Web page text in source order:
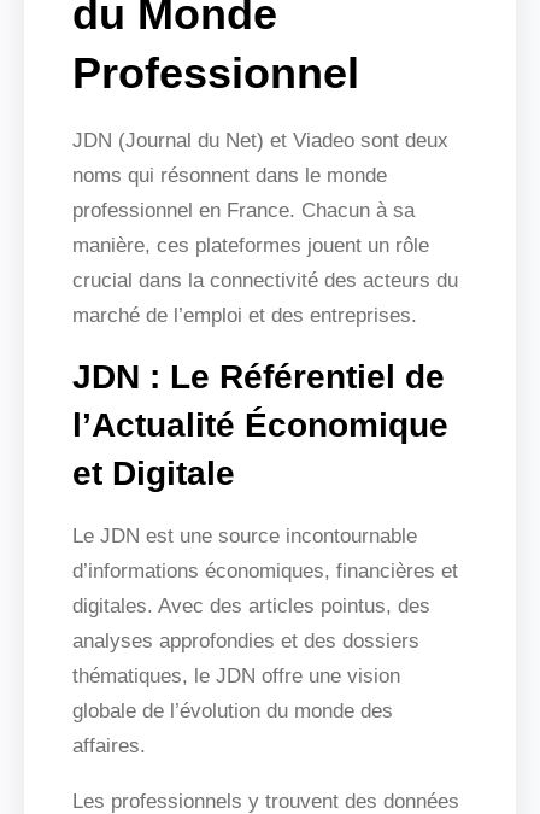
du Monde
Professionnel
JDN (Journal du Net) et Viadeo sont deux
noms qui résonnent dans le monde
professionnel en France. Chacun à sa
manière, ces plateformes jouent un rôle
crucial dans la connectivité des acteurs du
marché de l’emploi et des entreprises.
JDN : Le Référentiel de
l’Actualité Économique
et Digitale
Le JDN est une source incontournable
d’informations économiques, financières et
digitales. Avec des articles pointus, des
analyses approfondies et des dossiers
thématiques, le JDN offre une vision
globale de l’évolution du monde des
affaires.
Les professionnels y trouvent des données